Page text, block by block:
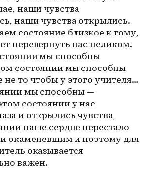
наши чувства
наши чувства открылись.
состояние близкое к тому,
перевернуть нас целиком.
мы способны
состоянии мы способны
то чтобы у этого учителя…
мы способны —
состоянии у нас
и открылись чувства,
наше сердце перестало
окаменевшим и поэтому для
оказывается
важен.